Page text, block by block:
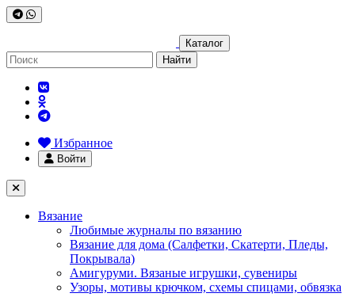
Каталог
Найти
Избранное
Войти
Вязание
Любимые журналы по вязанию
Вязание для дома (Салфетки, Скатерти, Пледы,
Покрывала)
Амигуруми. Вязаные игрушки, сувениры
Узоры, мотивы крючком, схемы спицами, обвязка